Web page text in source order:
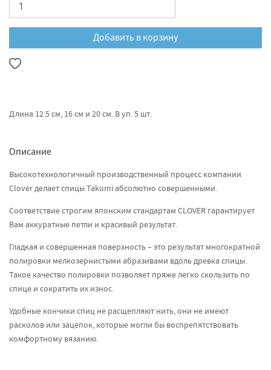
Добавить в корзину
Длина 12.5 см, 16 см и 20 см. В уп. 5 шт.
Описание
Высокотехнологичный производственный процесс компании
Clover делает спицы Takumi абсолютно совершенными.
Соответствие строгим японским стандартам CLOVER гарантирует
Вам аккуратные петли и красивый результат.
Гладкая и совершенная поверхность – это результат многократной
полировки мелкозернистыми абразивами вдоль древка спицы.
Такое качество полировки позволяет пряже легко скользить по
спице и сократить их износ.
Удобные кончики спиц не расщепляют нить, они не имеют
расколов или зацепок, которые могли бы воспрепятствовать
комфортному вязанию.